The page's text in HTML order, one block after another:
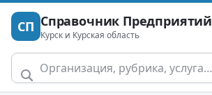
СП Справочник Предприятий
Курск и Курская область